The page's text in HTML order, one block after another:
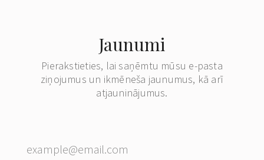
Jaunumi
Pierakstieties, lai saņēmtu mūsu e-pasta
ziņojumus un ikmēneša jaunumus, kā arī
atjauninājumus.